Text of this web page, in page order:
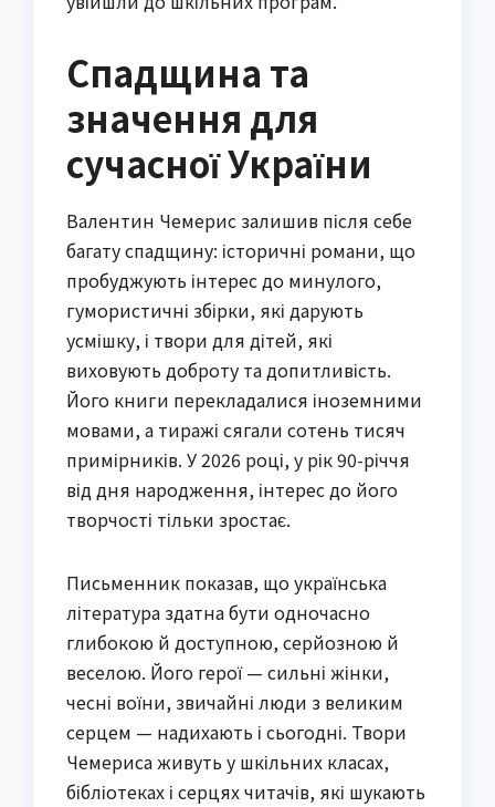
Спадщина та
значення для
сучасної України
Валентин Чемерис залишив після себе
багату спадщину: історичні романи, що
пробуджують інтерес до минулого,
гумористичні збірки, які дарують
усмішку, і твори для дітей, які
виховують доброту та допитливість.
Його книги перекладалися іноземними
мовами, а тиражі сягали сотень тисяч
примірників. У 2026 році, у рік 90-річчя
від дня народження, інтерес до його
творчості тільки зростає.
Письменник показав, що українська
література здатна бути одночасно
глибокою й доступною, серйозною й
веселою. Його герої — сильні жінки,
чесні воїни, звичайні люди з великим
серцем — надихають і сьогодні. Твори
Чемериса живуть у шкільних класах,
бібліотеках і серцях читачів, які шукають